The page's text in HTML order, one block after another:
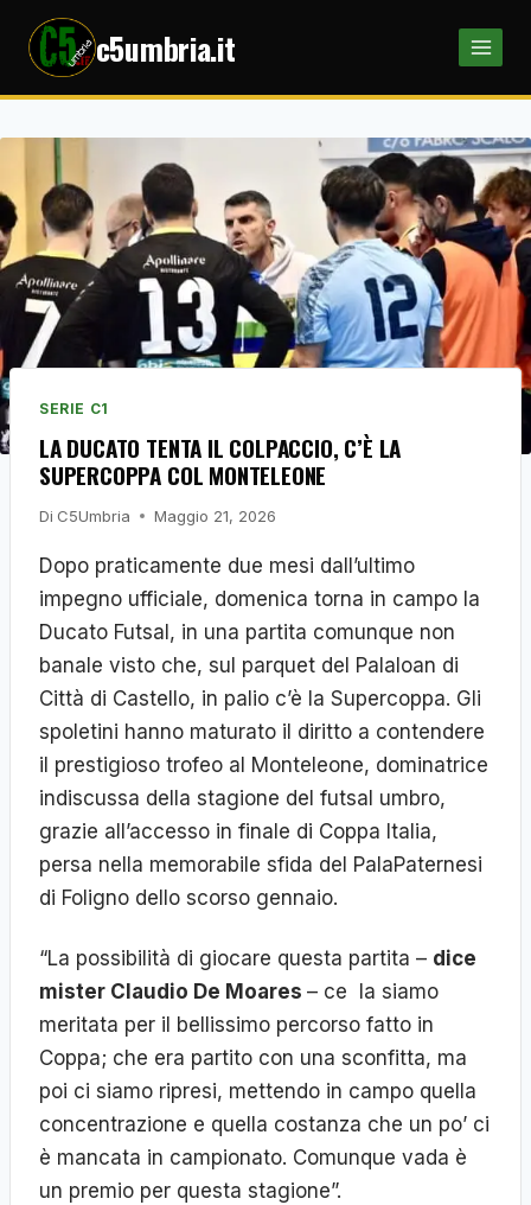
Salta
contenuto
c5umbria.it
SERIE C1
LA DUCATO TENTA IL COLPACCIO, C’È LA
SUPERCOPPA COL MONTELEONE
Di C5Umbria Maggio 21, 2026
Dopo praticamente due mesi dall’ultimo
impegno ufficiale, domenica torna in campo la
Ducato Futsal, in una partita comunque non
banale visto che, sul parquet del PalaIoan di
Città di Castello, in palio c’è la Supercoppa. Gli
spoletini hanno maturato il diritto a contendere
il prestigioso trofeo al Monteleone, dominatrice
indiscussa della stagione del futsal umbro,
grazie all’accesso in finale di Coppa Italia,
persa nella memorabile sfida del PalaPaternesi
di Foligno dello scorso gennaio.
“La possibilità di giocare questa partita – dice
mister Claudio De Moares – ce la siamo
meritata per il bellissimo percorso fatto in
Coppa; che era partito con una sconfitta, ma
poi ci siamo ripresi, mettendo in campo quella
concentrazione e quella costanza che un po’ ci
è mancata in campionato. Comunque vada è
un premio per questa stagione”.